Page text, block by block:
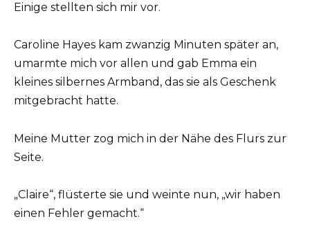
Einige stellten sich mir vor.
Caroline Hayes kam zwanzig Minuten später an,
umarmte mich vor allen und gab Emma ein
kleines silbernes Armband, das sie als Geschenk
mitgebracht hatte.
Meine Mutter zog mich in der Nähe des Flurs zur
Seite.
„Claire“, flüsterte sie und weinte nun, „wir haben
einen Fehler gemacht.“